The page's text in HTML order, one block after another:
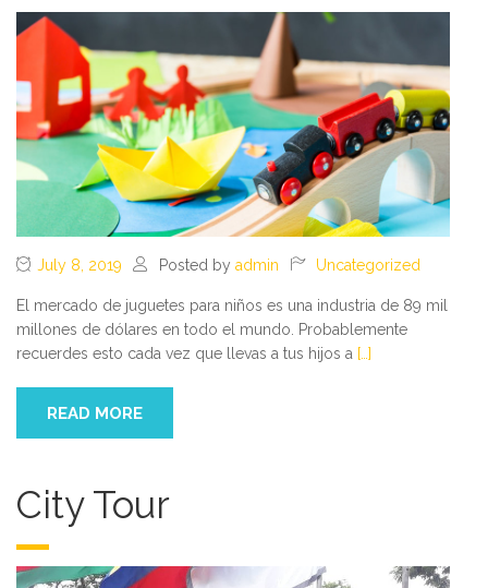
July 8, 2019 Posted by admin Uncategorized
El mercado de juguetes para niños es una industria de 89 mil
millones de dólares en todo el mundo. Probablemente
recuerdes esto cada vez que llevas a tus hijos a […]
READ MORE
City Tour